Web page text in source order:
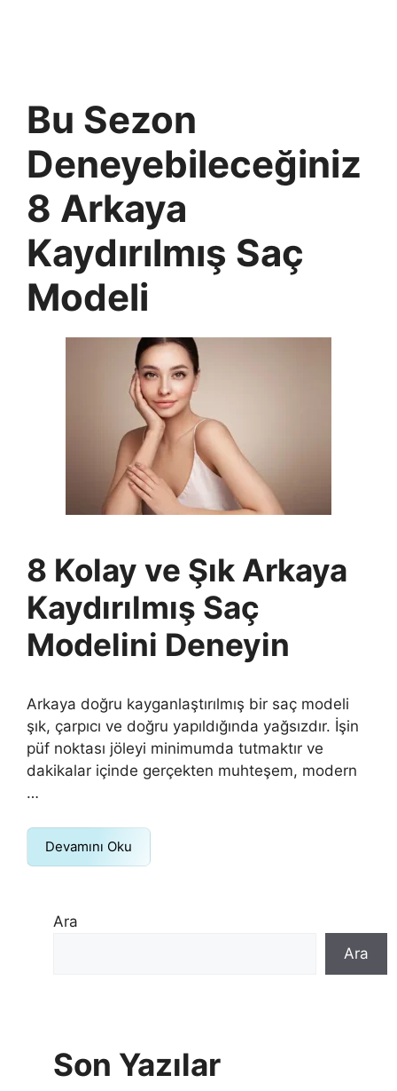
Bu Sezon
Deneyebileceğiniz
8 Arkaya
Kaydırılmış Saç
Modeli
8 Kolay ve Şık Arkaya
Kaydırılmış Saç
Modelini Deneyin
Arkaya doğru kayganlaştırılmış bir saç modeli
şık, çarpıcı ve doğru yapıldığında yağsızdır. İşin
püf noktası jöleyi minimumda tutmaktır ve
dakikalar içinde gerçekten muhteşem, modern
…
Devamını Oku
Ara
Ara
Son Yazılar